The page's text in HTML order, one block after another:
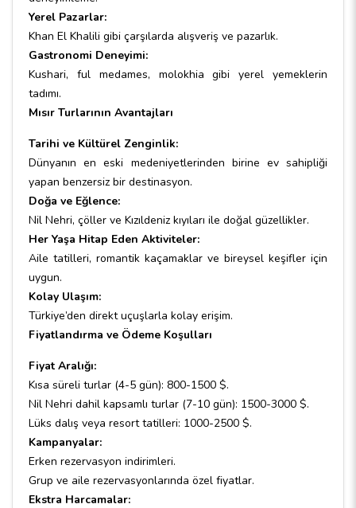
Yerel Pazarlar:
Khan El Khalili gibi çarşılarda alışveriş ve pazarlık.
Gastronomi Deneyimi:
Kushari, ful medames, molokhia gibi yerel yemeklerin
tadımı.
Mısır Turlarının Avantajları
Tarihi ve Kültürel Zenginlik:
Dünyanın en eski medeniyetlerinden birine ev sahipliği
yapan benzersiz bir destinasyon.
Doğa ve Eğlence:
Nil Nehri, çöller ve Kızıldeniz kıyıları ile doğal güzellikler.
Her Yaşa Hitap Eden Aktiviteler:
Aile tatilleri, romantik kaçamaklar ve bireysel keşifler için
uygun.
Kolay Ulaşım:
Türkiye’den direkt uçuşlarla kolay erişim.
Fiyatlandırma ve Ödeme Koşulları
Fiyat Aralığı:
Kısa süreli turlar (4-5 gün): 800-1500 $.
Nil Nehri dahil kapsamlı turlar (7-10 gün): 1500-3000 $.
Lüks dalış veya resort tatilleri: 1000-2500 $.
Kampanyalar:
Erken rezervasyon indirimleri.
Grup ve aile rezervasyonlarında özel fiyatlar.
Ekstra Harcamalar: